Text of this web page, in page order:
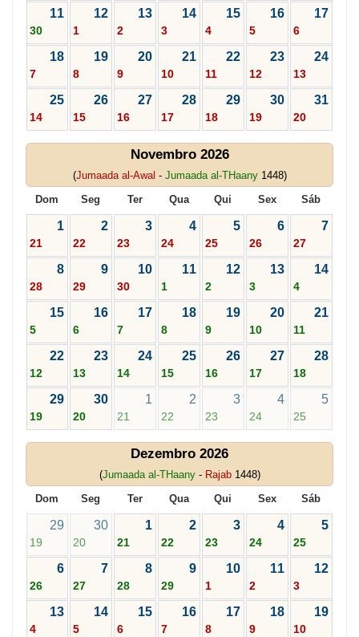
11
30
12
1
13
2
14
3
15
4
16
5
17
6
18
7
19
8
20
9
21
10
22
11
23
12
24
13
25
14
26
15
27
16
28
17
29
18
30
19
31
20
Novembro 2026
(Jumaada al-Awal - Jumaada al-THaany 1448)
Dom Seg Ter Qua Qui Sex Sáb
1
21
2
22
3
23
4
24
5
25
6
26
7
27
8
28
9
29
10
30
11
1
12
2
13
3
14
4
15
5
16
6
17
7
18
8
19
9
20
10
21
11
22
12
23
13
24
14
25
15
26
16
27
17
28
18
29
19
30
20
1
21
2
22
3
23
4
24
5
25
Dezembro 2026
(Jumaada al-THaany- Rajab 1448)
Dom Seg Ter Qua Qui Sex Sáb
29
19
30
20
1
21
2
22
3
23
4
24
5
25
6
26
7
27
8
28
9
29
10
1
11
2
12
3
13
4
14
5
15
6
16
7
17
8
18
9
19
10